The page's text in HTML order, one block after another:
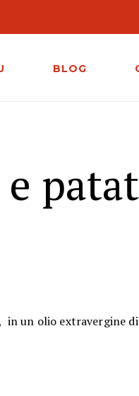
BLOG
un olio extravergine